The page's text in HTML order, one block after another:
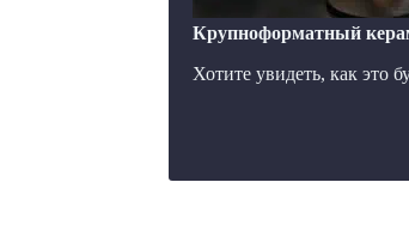
Крупноформатный
Хотите увидеть, как это